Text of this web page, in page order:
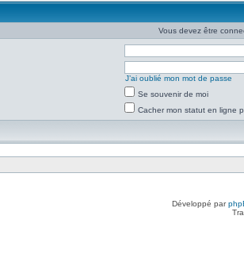
Vous devez être
J’ai oublié mon mot de passe
Se souvenir de moi
Cacher mon statut en ligne
Développé par